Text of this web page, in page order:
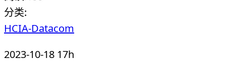
分类:
HCIA-Datacom
2023-10-18 17h